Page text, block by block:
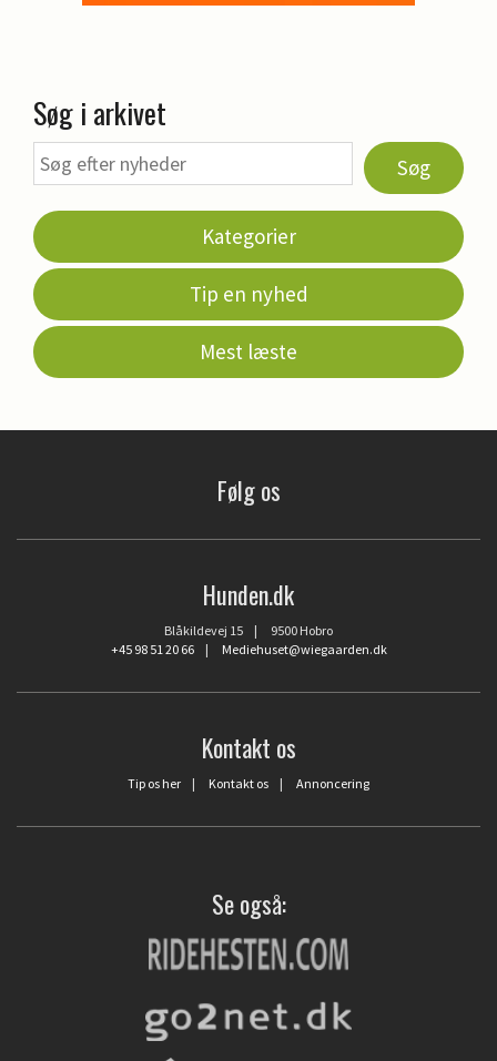
Søg i arkivet
Søg
Kategorier
Tip en nyhed
Mest læste
Følg os
Hunden.dk
Blåkildevej 15 | 9500 Hobro
+45 98 51 20 66| Mediehuset@wiegaarden.dk
Kontakt os
Tip os her | Kontakt os | Annoncering
Se også: